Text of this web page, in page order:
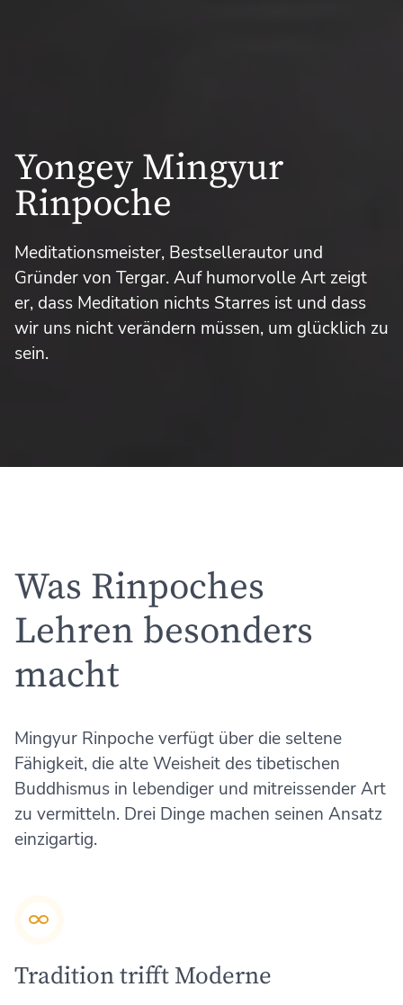
Yongey Mingyur
Rinpoche
Meditationsmeister, Bestsellerautor und
Gründer von Tergar. Auf humorvolle Art zeigt
er, dass Meditation nichts Starres ist und dass
wir uns nicht verändern müssen, um glücklich zu
sein.
Was Rinpoches
Lehren besonders
macht
Mingyur Rinpoche verfügt über die seltene
Fähigkeit, die alte Weisheit des tibetischen
Buddhismus in lebendiger und mitreissender Art
zu vermitteln. Drei Dinge machen seinen Ansatz
einzigartig.
Tradition trifft Moderne